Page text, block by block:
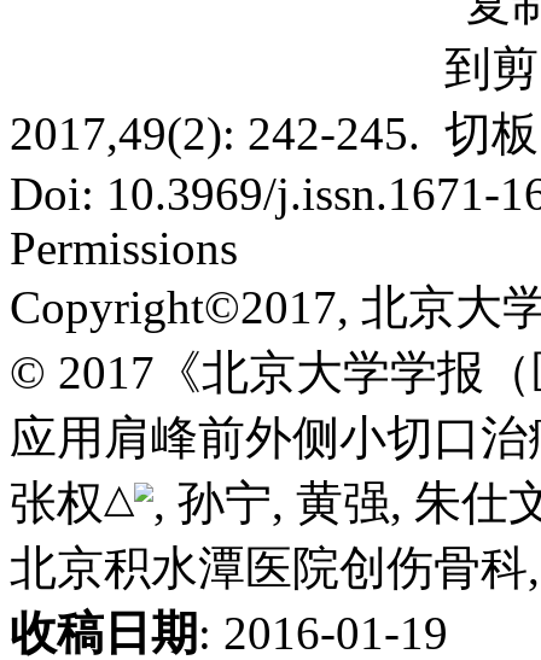
2017,49(2): 242-245.
Doi: 10.3969/j.issn.1671-
Permissions
Copyright©2017, 北京大
© 2017《北京大学学报
应用肩峰前外侧小切口
张权△ , 孙宁, 黄强, 朱仕
北京积水潭医院创伤骨科
收稿日期: 2016-01-19